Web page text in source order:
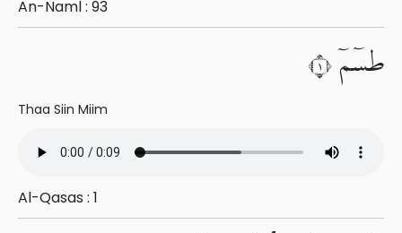
An-Naml : 93
طسٓمٓ ١
Thaa Siin Miim
Al-Qasas : 1